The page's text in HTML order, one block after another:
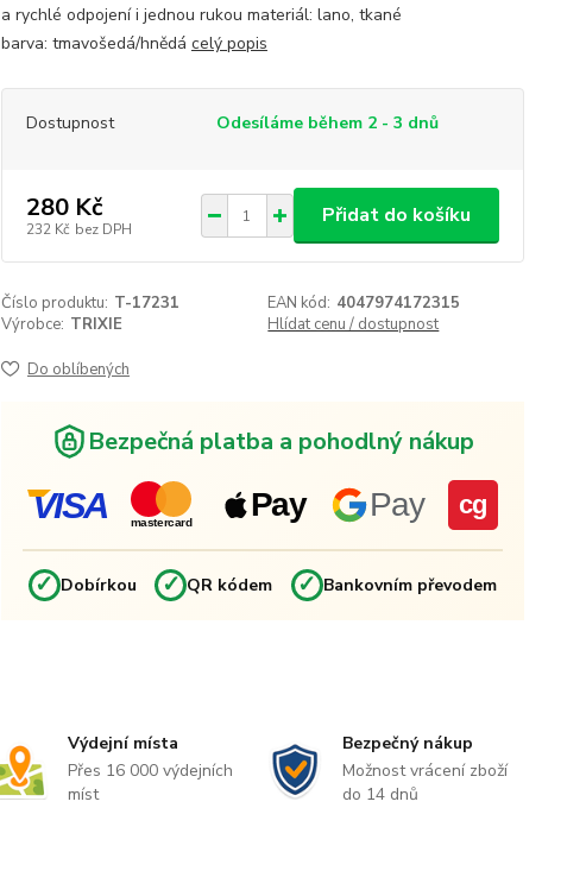
a rychlé odpojení i jednou rukou materiál: lano, tkané
barva: tmavošedá/hnědá celý popis
Dostupnost Odesíláme během 2 - 3 dnů
280 Kč
232 Kč bez DPH
Přidat do košíku
Číslo produktu: T-17231 EAN kód: 4047974172315
Výrobce: TRIXIE Hlídat cenu / dostupnost
Do oblíbených
Bezpečná platba a pohodlný nákup
VISA mastercard Pay Pay cg
✓ Dobírkou ✓ QR kódem ✓ Bankovním převodem
Výdejní místa
Přes 16 000 výdejních
míst
Bezpečný nákup
Možnost vrácení zboží
do 14 dnů